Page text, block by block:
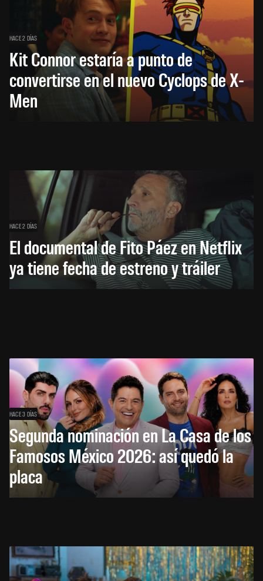
HACE 2 DÍAS
Kit Connor estaría a punto de
convertirse en el nuevo Cyclops de X-
Men
HACE 2 DÍAS
El documental de Fito Páez en Netflix
ya tiene fecha de estreno y tráiler
HACE 3 DÍAS
Segunda nominación en La Casa de los
Famosos México 2026: así quedó la
placa